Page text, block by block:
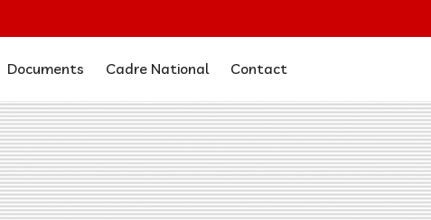
Documents Cadre National Contact